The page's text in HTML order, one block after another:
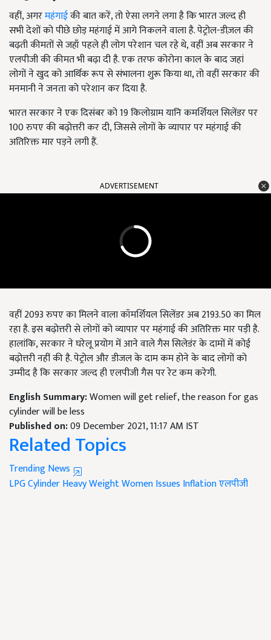
वहीं, अगरमहंगाईकी बात करें, तो ऐसा लगने लगा है कि भारत जल्द ही
सभी देशों को पीछे छोड़ महंगाई में आगे निकलने वाला है. पेट्रोल-डीज़ल की
बढ़ती कीमतों से जहाँ पहले ही लोग परेशान चल रहे थे, वहीं अब सरकार ने
एलपीजी की कीमत भी बढ़ा दी है. एक तरफ कोरोना काल के बाद जहां
लोगों ने खुद को आर्थिक रूप से संभालना शुरू किया था, तो वहीं सरकार की
मनमानी ने जनता को परेशान कर दिया है.
भारत सरकार ने एक दिसंबर को 19 किलोग्राम यानि कमर्शियल सिलेंडर पर
100 रुपए की बढ़ोत्तरी कर दी, जिससे लोगों के व्यापार पर महंगाई की
अतिरिक्त मार पड़ने लगी हैं.
ADVERTISEMENT
वहीं 2093 रुपए का मिलने वाला कॉमर्शियल सिलेंडर अब 2193.50 का मिल
रहा है. इस बढ़ोत्तरी से लोगों को व्यापार पर महंगाई की अतिरिक्त मार पड़ी है.
हालांकि, सरकार ने घरेलू प्रयोग में आने वाले गैस सिलेडंर के दामों में कोई
बढ़ोत्तरी नहीं की है. पेट्रोल और डीजल के दाम कम होने के बाद लोगों को
उम्मीद है कि सरकार जल्द ही एलपीजी गैस पर रेट कम करेगी.
English Summary:Women will get relief, the reason for gas
cylinder will be less
Published on:09 December 2021, 11:17 AM IST
Related Topics
Trending News
LPG CylinderHeavy WeightWomen Issues Inflationएलपीजी